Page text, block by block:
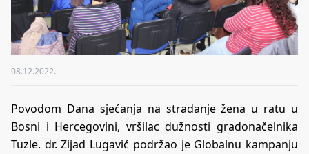
08.12.2022.
Povodom Dana sjećanja na stradanje žena u ratu u
Bosni i Hercegovini, vršilac dužnosti gradonačelnika
Tuzle. dr. Zijad Lugavić podržao je Globalnu kampanju